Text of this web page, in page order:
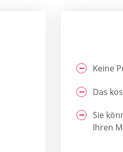
Keine
Das
Sie
Ihren